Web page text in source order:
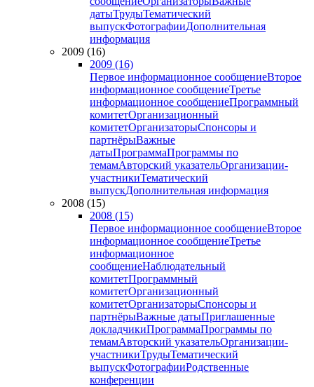
датыТрудыТематический
выпускФотографииДополнительная
информация
2009 (16)
2009 (16)
Первое информационное сообщениеВторое
информационное сообщениеТретье
информационное сообщениеПрограммный
комитетОрганизационный
комитетОрганизаторыСпонсоры и
партнёрыВажные
датыПрограммаПрограммы по
темамАвторский указательОрганизации-
участникиТематический
выпускДополнительная информация
2008 (15)
2008 (15)
Первое информационное сообщениеВторое
информационное сообщениеТретье
информационное
сообщениеНаблюдательный
комитетПрограммный
комитетОрганизационный
комитетОрганизаторыСпонсоры и
партнёрыВажные датыПриглашенные
докладчикиПрограммаПрограммы по
темамАвторский указательОрганизации-
участникиТрудыТематический
выпускФотографииРодственные
конференции